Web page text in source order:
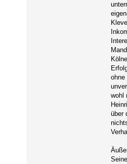
ohne
wohl
über